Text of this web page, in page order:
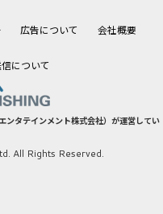
広告について 会社概要
について
ンタテインメント株式会社）が運営してい
All Rights Reserved.